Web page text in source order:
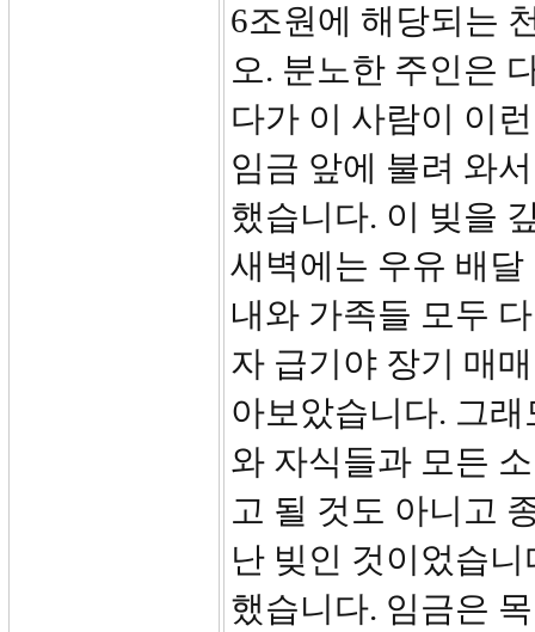
6조원에 해당되는
오. 분노한 주인은
다가 이 사람이 이
임금 앞에 불려 와
했습니다. 이 빚을
새벽에는 우유 배
내와 가족들 모두
자 급기야 장기 매
아보았습니다. 그
와 자식들과 모든
고 될 것도 아니고
난 빚인 것이었습
했습니다. 임금은